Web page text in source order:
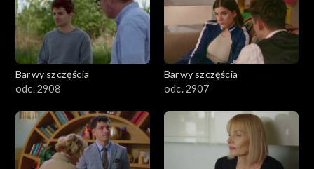
Barwy szczęścia
odc. 2908
Barwy szczęścia
odc. 2907